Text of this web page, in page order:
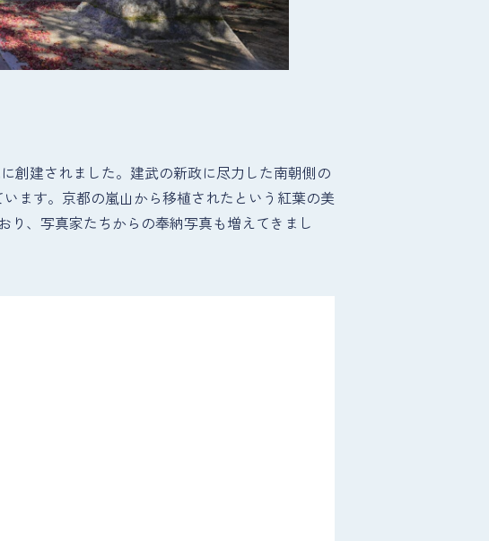
創建されました。建武の新政に尽力した南朝側の
ます。京都の嵐山から移植されたという紅葉の美
り、写真家たちからの奉納写真も増えてきまし